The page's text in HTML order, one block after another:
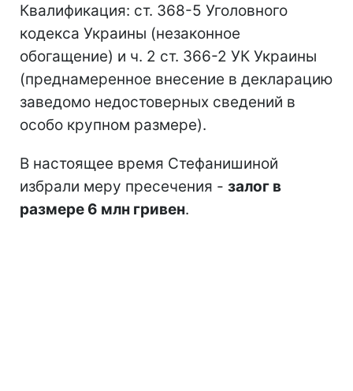
Квалификация: ст. 368-5 Уголовного
кодекса Украины (незаконное
обогащение) и ч. 2 ст. 366-2 УК Украины
(преднамеренное внесение в декларацию
заведомо недостоверных сведений в
особо крупном размере).
В настоящее время Стефанишиной
избрали меру пресечения - залог в
размере 6 млн гривен.